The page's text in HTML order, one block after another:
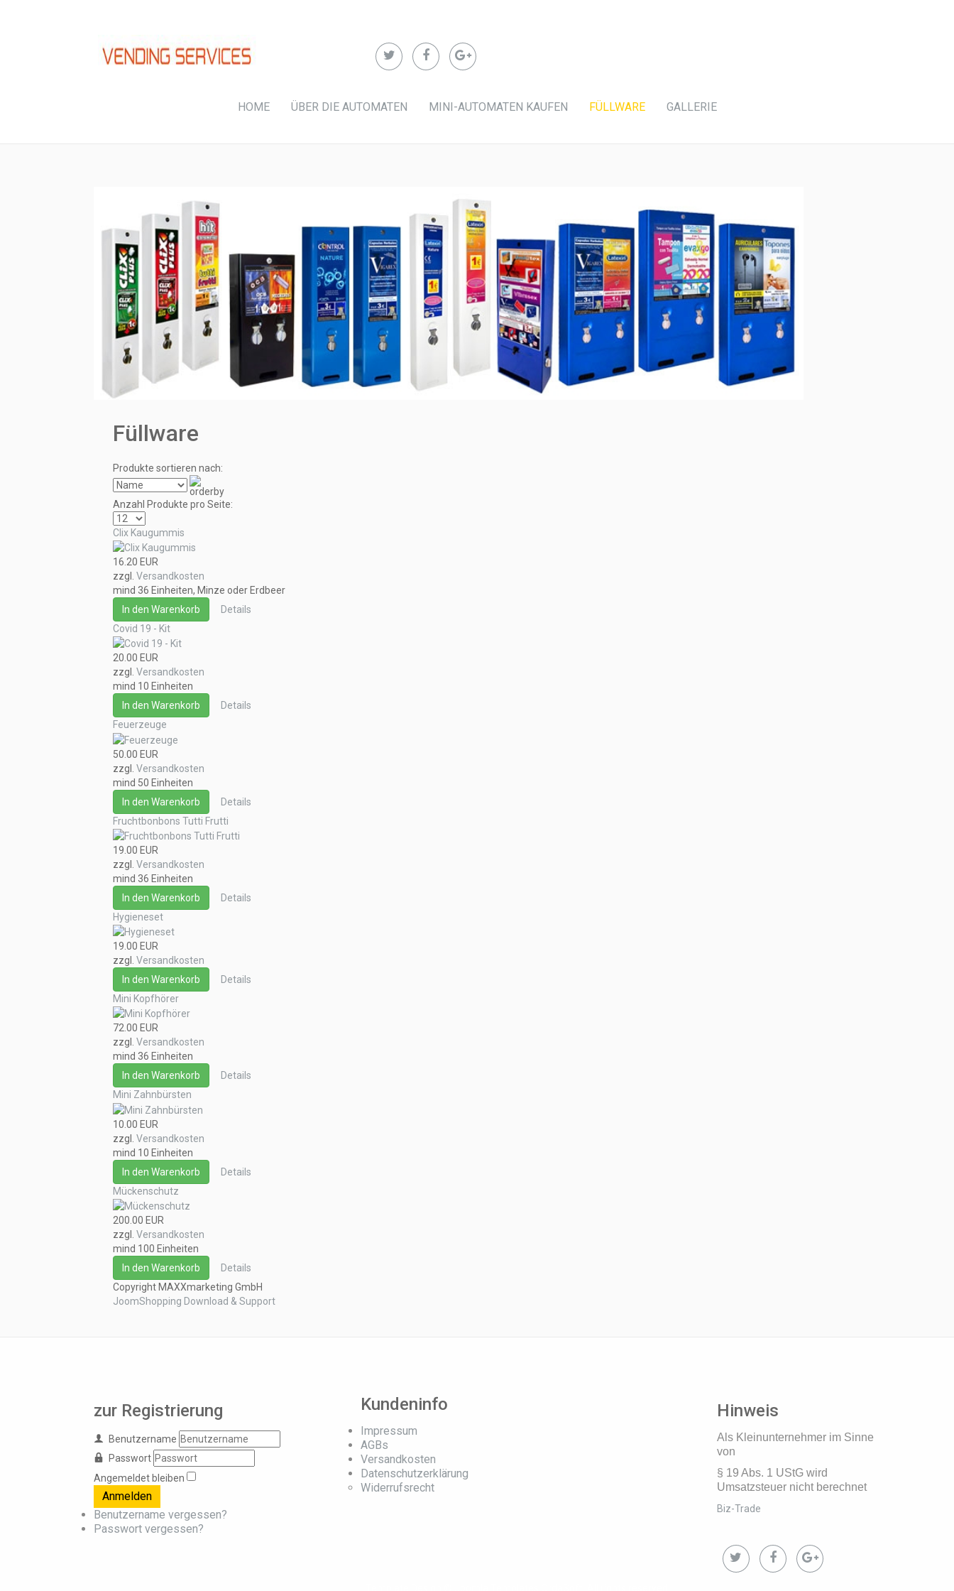
HOME ÜBER DIE AUTOMATEN MINI-AUTOMATEN KAUFEN FÜLLWARE GALLERIE
Füllware
Produkte sortieren nach:
Anzahl Produkte pro Seite:
Clix Kaugummis
16.20 EUR
zzgl. Versandkosten
mind 36 Einheiten, Minze oder Erdbeer
In den Warenkorb
Details
Covid 19 - Kit
20.00 EUR
zzgl. Versandkosten
mind 10 Einheiten
In den Warenkorb
Details
Feuerzeuge
50.00 EUR
zzgl. Versandkosten
mind 50 Einheiten
In den Warenkorb
Details
Fruchtbonbons Tutti Frutti
19.00 EUR
zzgl. Versandkosten
mind 36 Einheiten
In den Warenkorb
Details
Hygieneset
19.00 EUR
zzgl. Versandkosten
In den Warenkorb
Details
Mini Kopfhörer
72.00 EUR
zzgl. Versandkosten
mind 36 Einheiten
In den Warenkorb
Details
Mini Zahnbürsten
10.00 EUR
zzgl. Versandkosten
mind 10 Einheiten
In den Warenkorb
Details
Mückenschutz
200.00 EUR
zzgl. Versandkosten
mind 100 Einheiten
In den Warenkorb
Details
Copyright MAXXmarketing GmbH
JoomShopping Download & Support
zur Registrierung
Benutzername
Passwort
Angemeldet bleiben
Anmelden
Benutzername vergessen?
Passwort vergessen?
Kundeninfo
Impressum
AGBs
Versandkosten
Datenschutzerklärung
Widerrufsrecht
Hinweis
Als Kleinunternehmer im Sinne
von
§ 19 Abs. 1 UStG wird
Umsatzsteuer nicht berechnet
Biz-Trade